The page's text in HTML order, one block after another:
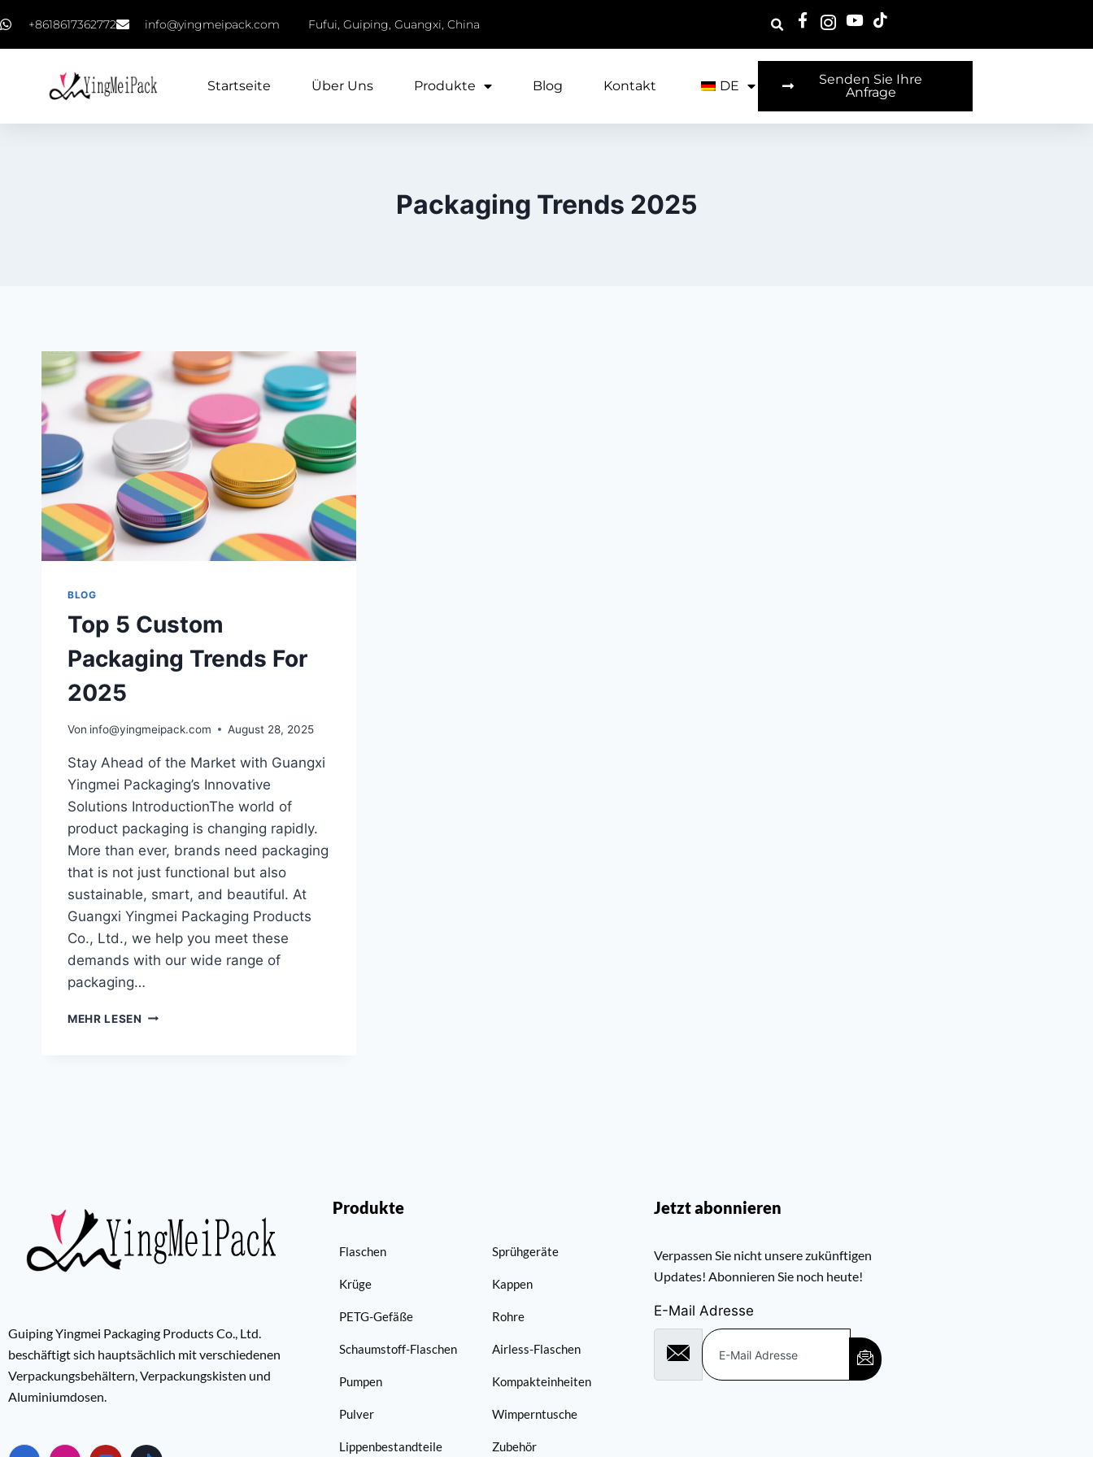
+8618617362772 info@yingmeipack.com Fufui, Guiping, Guangxi, China
Startseite Über Uns Produkte Blog Kontakt DE
Senden Sie Ihre
Anfrage
Packaging Trends 2025
BLOG
Top 5 Custom
Packaging Trends For
2025
Von info@yingmeipack.com August 28, 2025
Stay Ahead of the Market with Guangxi
Yingmei Packaging’s Innovative
Solutions IntroductionThe world of
product packaging is changing rapidly.
More than ever, brands need packaging
that is not just functional but also
sustainable, smart, and beautiful. At
Guangxi Yingmei Packaging Products
Co., Ltd., we help you meet these
demands with our wide range of
packaging…
MEHR LESEN
Guiping Yingmei Packaging Products Co., Ltd.
beschäftigt sich hauptsächlich mit verschiedenen
Verpackungsbehältern, Verpackungskisten und
Aluminiumdosen.
Produkte
Flaschen
Krüge
PETG-Gefäße
Schaumstoff-Flaschen
Pumpen
Pulver
Lippenbestandteile
Sprühgeräte
Kappen
Rohre
Airless-Flaschen
Kompakteinheiten
Wimperntusche
Zubehör
Jetzt abonnieren
Verpassen Sie nicht unsere zukünftigen
Updates! Abonnieren Sie noch heute!
E-Mail Adresse